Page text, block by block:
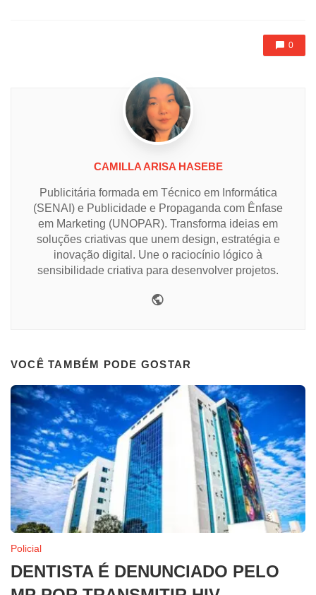
0
CAMILLA ARISA HASEBE
Publicitária formada em Técnico em Informática
(SENAI) e Publicidade e Propaganda com Ênfase
em Marketing (UNOPAR). Transforma ideias em
soluções criativas que unem design, estratégia e
inovação digital. Une o raciocínio lógico à
sensibilidade criativa para desenvolver projetos.
VOCÊ TAMBÉM PODE GOSTAR
Policial
DENTISTA É DENUNCIADO PELO